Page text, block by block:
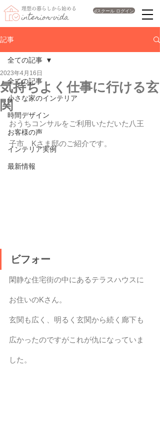
interior-vida
理想の暮らしから始める dスクール ログイン
記事
全ての記事
小さな家のインテリア
時間デザイン
お客様の声
インテリア実例
最新情報
全ての記事
気持ちよく仕事に行ける玄
関
2023年4月16日
おうちコンサルをご利用いただいた八王
子市　Kさま邸のご紹介です。
ビフォー
閑静な住宅街の中にあるテラスハウスに
お住いのKさん。
玄関も広く、明るく玄関から続く廊下も
広かったのですがこれが仇になっていま
した。